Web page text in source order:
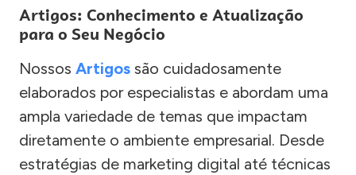
Artigos: Conhecimento e Atualização
para o Seu Negócio
Nossos Artigos são cuidadosamente
elaborados por especialistas e abordam uma
ampla variedade de temas que impactam
diretamente o ambiente empresarial. Desde
estratégias de marketing digital até técnicas